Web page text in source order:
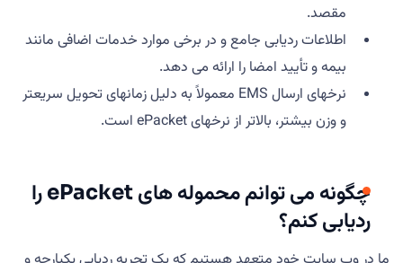
مقصد.
اطلاعات ردیابی جامع و در برخی موارد خدمات اضافی مانند
بیمه و تأیید امضا را ارائه می دهد.
نرخهای ارسال EMS معمولاً به دلیل زمانهای تحویل سریعتر
و وزن بیشتر، بالاتر از نرخهای ePacket است.
چگونه می توانم محموله های ePacket را
ردیابی کنم؟